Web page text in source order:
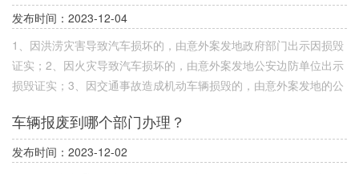
一致，只有符合所有的标准，才会对车辆进行解体。4、对车辆解体
完成后，会向车主出具一份有关报废机动车的回收证明。
发布时间：2023-12-04
1、因洪涝灾害导致汽车损坏的，由意外案发地政府部门出示因损毁
证实；2、因火灾导致汽车损坏的，由意外案发地公安边防单位出示
损毁证实；3、因交通事故造成机动车辆损毁的，由意外案发地的公
没有讨回，由意外案发地公安局或公安机关出示损毁证实。
车辆报废到哪个部门办理？
发布时间：2023-12-02